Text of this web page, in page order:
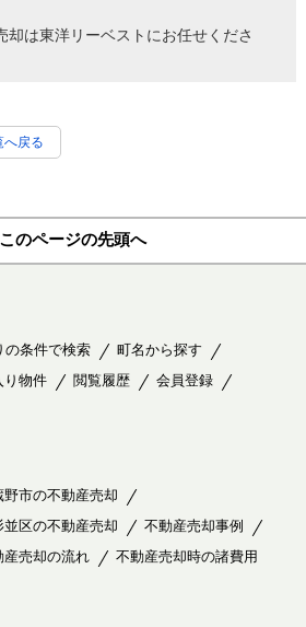
却は東洋リーベストにお任せくださ
へ戻る
このページの先頭へ
の条件で検索
町名から探す
り物件 閲覧履歴
会員登録
野市の不動産売却
並区の不動産売却
不動産売却事例
産売却の流れ 不動産売却時の諸費用